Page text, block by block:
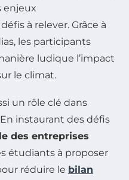
enjeux
à relever. Grâce à
les participants
ludique l’impact
le climat.
un rôle clé dans
instaurant des défis
des entreprises
étudiants à proposer
réduire le bilan